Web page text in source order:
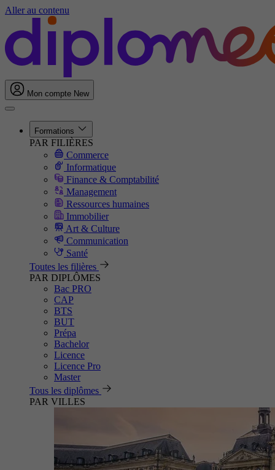
Aller au contenu
Mon compte New
Formations
PAR FILIÈRES
Commerce
Informatique
Finance & Comptabilité
Management
Ressources humaines
Immobilier
Art & Culture
Communication
Santé
Toutes les filières
PAR DIPLÔMES
Bac PRO
CAP
BTS
BUT
Prépa
Bachelor
Licence
Licence Pro
Master
Tous les diplômes
PAR VILLES